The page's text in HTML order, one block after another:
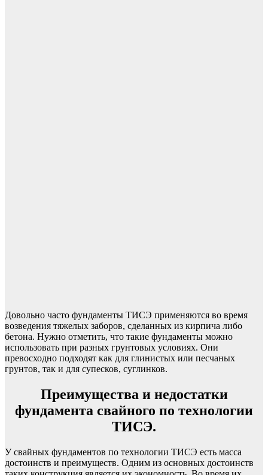
Довольно часто фундаменты ТИСЭ применяются во время
возведения тяжелых заборов, сделанных из кирпича либо
бетона. Нужно отметить, что такие фундаменты можно
использовать при разных грунтовых условиях. Они
превосходно подходят как для глинистых или песчаных
грунтов, так и для супесков, суглинков.
Преимущества и недостатки
фундамента свайного по технологии
ТИСЭ.
У свайных фундаментов по технологии ТИСЭ есть масса
достоинств и преимуществ. Одним из основных достоинств